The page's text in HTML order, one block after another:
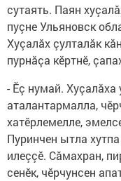
сутаять. Паян
пуçне Ульяновск
Хуçалăх çулталăк
пурнăçа кӗртнӗ,
- Ӗç нумай. Хуçалăха
аталантармалла,
хатӗрлемелле,
Пуринчен ытла
илеççӗ. Сăмахран,
сенӗк, чӗрчунсен